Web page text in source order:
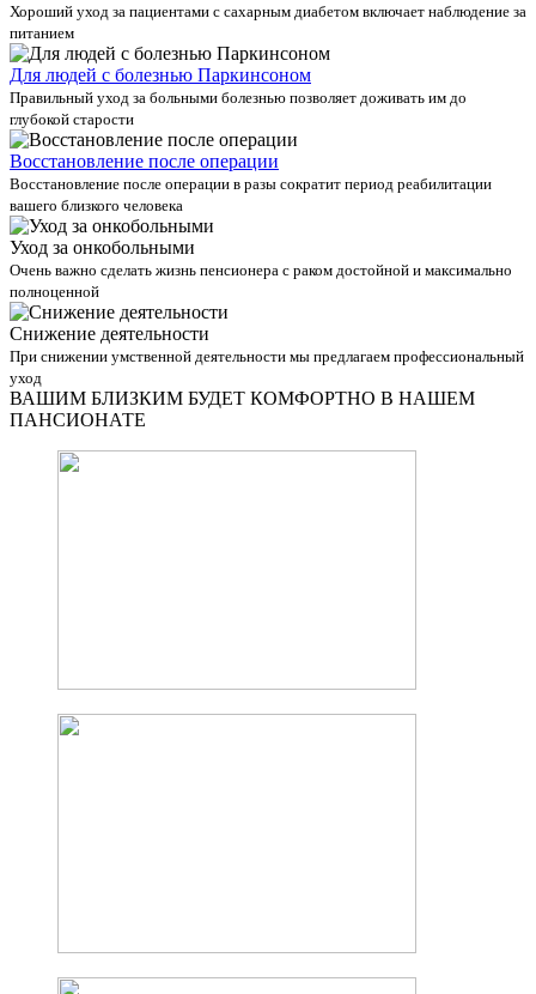
Хороший уход за пациентами с сахарным диабетом включает наблюдение за
питанием
Для людей с болезнью Паркинсоном
Правильный уход за больными болезнью позволяет доживать им до
глубокой старости
Восстановление после операции
Восстановление после операции в разы сократит период реабилитации
вашего близкого человека
Уход за онкобольными
Очень важно сделать жизнь пенсионера с раком достойной и максимально
полноценной
Снижение деятельности
При снижении умственной деятельности мы предлагаем профессиональный
уход
ВАШИМ БЛИЗКИМ БУДЕТ КОМФОРТНО В НАШЕМ
ПАНСИОНАТЕ